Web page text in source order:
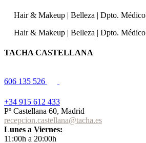
Hair & Makeup | Belleza | Dpto. Médico
Hair & Makeup | Belleza | Dpto. Médico
TACHA CASTELLANA
606 135 526
+34 915 612 433
Pº Castellana 60, Madrid
recepcion.castellana@tacha.es
Lunes a Viernes:
11:00h a 20:00h